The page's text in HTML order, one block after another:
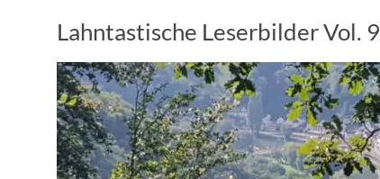
Lahntastische Leserbilder Vol. 9